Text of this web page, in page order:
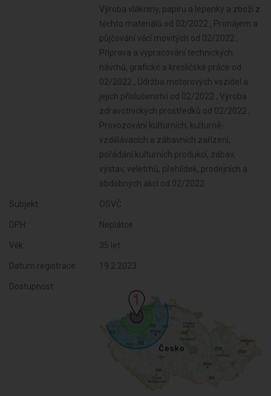
Subjekt: OSVČ
DPH: Neplátce
Věk: 35 let
Datum registrace: 19.2.2023
Dostupnost: